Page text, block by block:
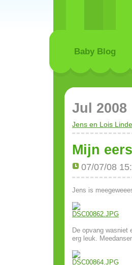
Baby Blog
Jul 2008
Jens en Lois
Mijn
07/07/08
Jens is
De opvang wasniet
erg leuk.